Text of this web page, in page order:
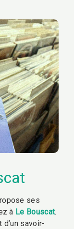
ses
à Le Bouscat.
d’un savoir-